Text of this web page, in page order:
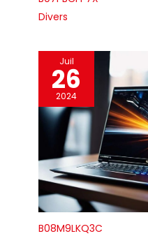
Divers
Juil
26
2024
B08M9LKQ3C